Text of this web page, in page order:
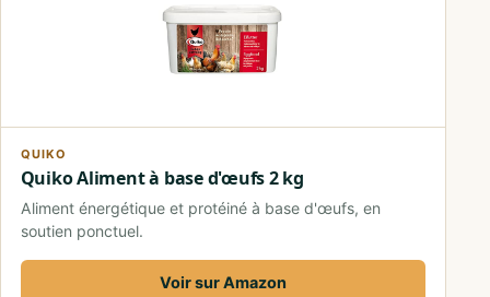
QUIKO
Quiko Aliment à base d'œufs 2 kg
Aliment énergétique et protéiné à base d'œufs, en
soutien ponctuel.
Voir sur Amazon